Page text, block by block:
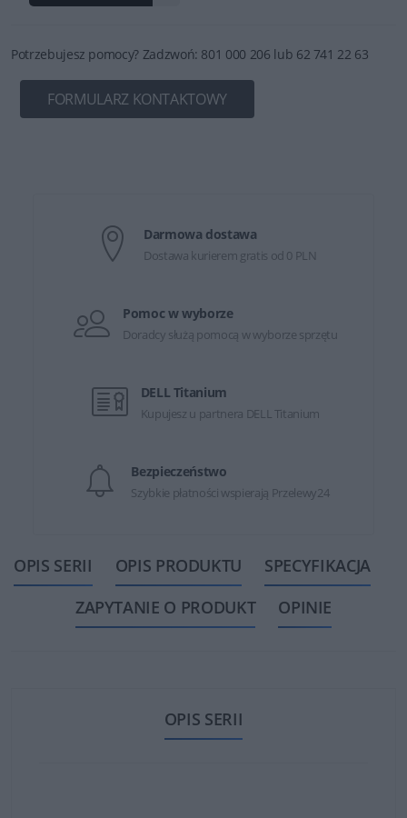
Potrzebujesz pomocy? Zadzwoń: 801 000 206 lub 62 741 22 63
FORMULARZ KONTAKTOWY
Darmowa dostawa
Dostawa kurierem gratis od 0 PLN
Pomoc w wyborze
Doradcy służą pomocą w wyborze sprzętu
DELL Titanium
Kupujesz u partnera DELL Titanium
Bezpieczeństwo
Szybkie płatności wspierają Przelewy24
OPIS SERII OPIS PRODUKTU
SPECYFIKACJA
ZAPYTANIE O PRODUKT
OPINIE
OPIS SERII